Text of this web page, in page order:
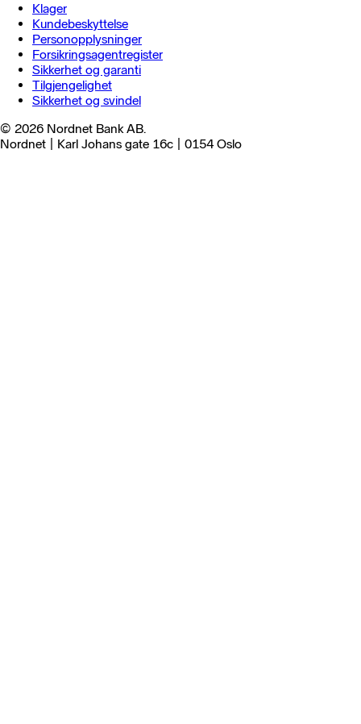
Klager
Kundebeskyttelse
Personopplysninger
Forsikringsagentregister
Sikkerhet og garanti
Tilgjengelighet
Sikkerhet og svindel
© 2026 Nordnet Bank AB.
Nordnet | Karl Johans gate 16c | 0154 Oslo